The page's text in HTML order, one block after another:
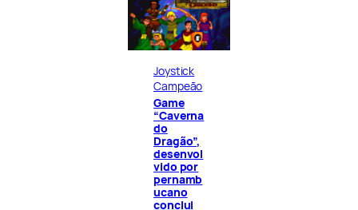
Joystick
Campeão
Game
“Caverna
do
Dragão”,
desenvol
vido por
pernamb
ucano
conclui